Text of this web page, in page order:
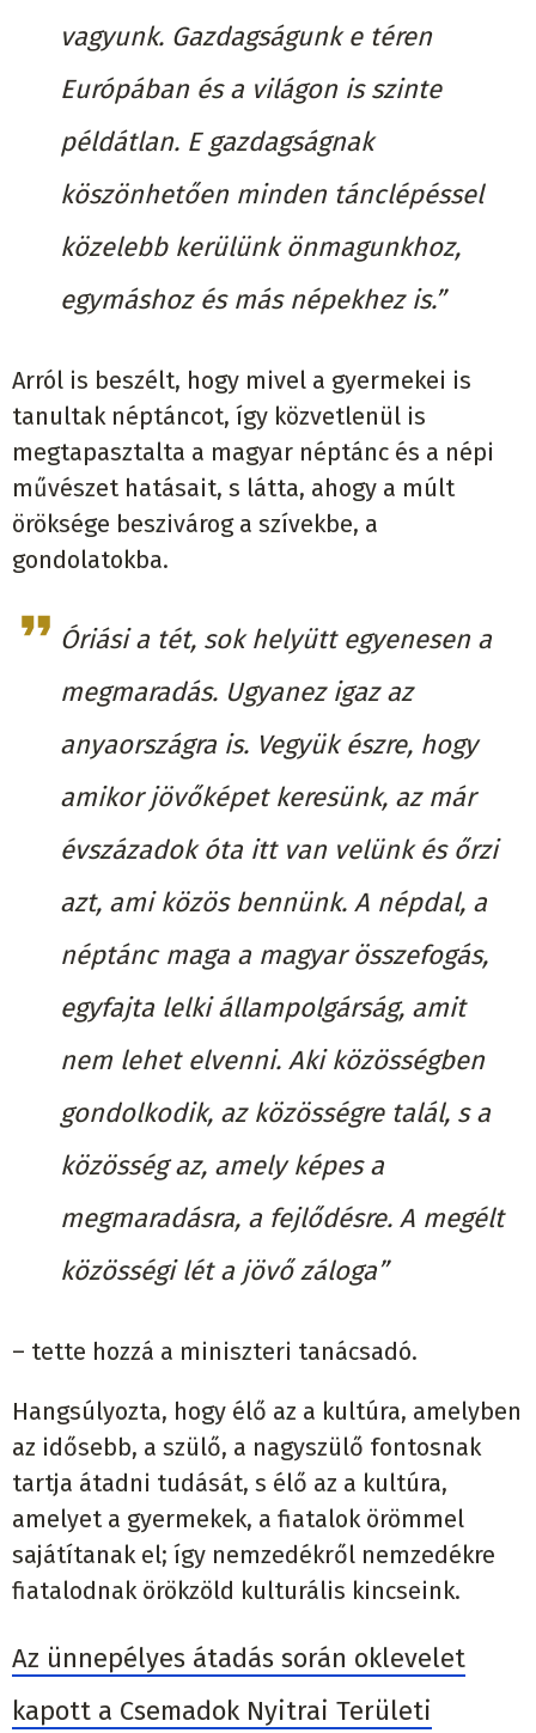
vagyunk. Gazdagságunk e téren
Európában és a világon is szinte
példátlan. E gazdagságnak
köszönhetően minden tánclépéssel
közelebb kerülünk önmagunkhoz,
egymáshoz és más népekhez is.”
Arról is beszélt, hogy mivel a gyermekei is
tanultak néptáncot, így közvetlenül is
megtapasztalta a magyar néptánc és a népi
művészet hatásait, s látta, ahogy a múlt
öröksége beszivárog a szívekbe, a
gondolatokba.
Óriási a tét, sok helyütt egyenesen a
megmaradás. Ugyanez igaz az
anyaországra is. Vegyük észre, hogy
amikor jövőképet keresünk, az már
évszázadok óta itt van velünk és őrzi
azt, ami közös bennünk. A népdal, a
néptánc maga a magyar összefogás,
egyfajta lelki állampolgárság, amit
nem lehet elvenni. Aki közösségben
gondolkodik, az közösségre talál, s a
közösség az, amely képes a
megmaradásra, a fejlődésre. A megélt
közösségi lét a jövő záloga”
– tette hozzá a miniszteri tanácsadó.
Hangsúlyozta, hogy élő az a kultúra, amelyben
az idősebb, a szülő, a nagyszülő fontosnak
tartja átadni tudását, s élő az a kultúra,
amelyet a gyermekek, a fiatalok örömmel
sajátítanak el; így nemzedékről nemzedékre
fiatalodnak örökzöld kulturális kincseink.
Az ünnepélyes átadás során oklevelet
kapott a Csemadok Nyitrai Területi